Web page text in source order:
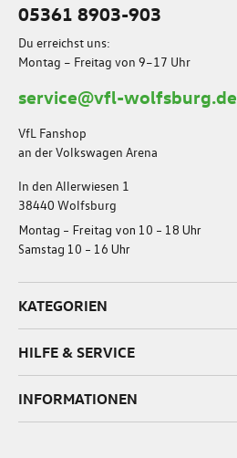
05361 8903-903
Du erreichst uns:
Montag – Freitag von 9–17 Uhr
service@vfl-wolfsburg.de
VfL Fanshop
an der Volkswagen Arena
In den Allerwiesen 1
38440 Wolfsburg
Montag – Freitag von 10 – 18 Uhr
Samstag 10 – 16 Uhr
KATEGORIEN
HILFE & SERVICE
INFORMATIONEN